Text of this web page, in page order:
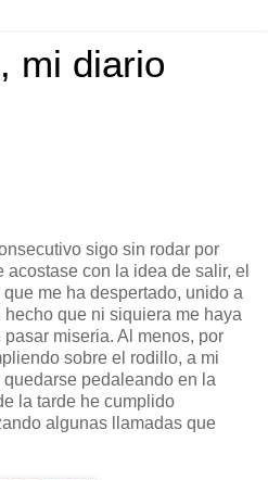
mi diario
sigo sin rodar por
con la idea de salir, el
me ha despertado, unido a
hecho que ni siquiera me haya
miseria. Al menos, por
sobre el rodillo, a mi
pedaleando en la
la tarde he cumplido
algunas llamadas que